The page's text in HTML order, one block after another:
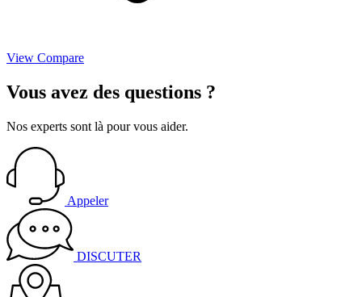
View Compare
Vous avez des questions ?
Nos experts sont là pour vous aider.
Appeler
DISCUTER